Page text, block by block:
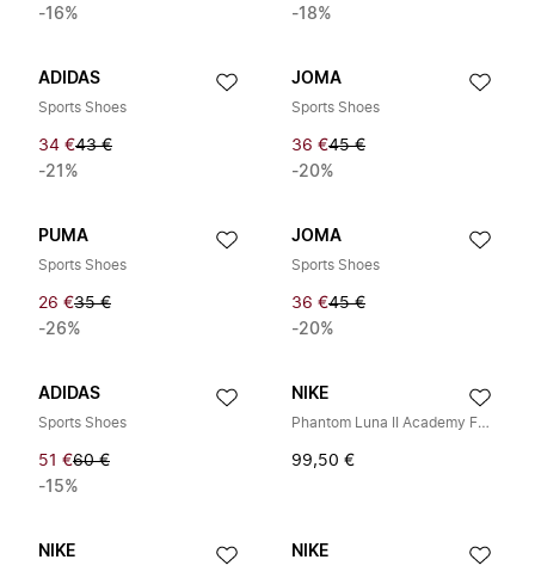
-16%
-18%
ADIDAS
Sports Shoes
34 €43 €
-21%
JOMA
Sports Shoes
36 €45 €
-20%
PUMA
Sports Shoes
26 €35 €
-26%
JOMA
Sports Shoes
36 €45 €
-20%
ADIDAS
Sports Shoes
51 €60 €
-15%
NIKE
Phantom Luna II Academy FG/MG
99,50 €
NIKE NIKE